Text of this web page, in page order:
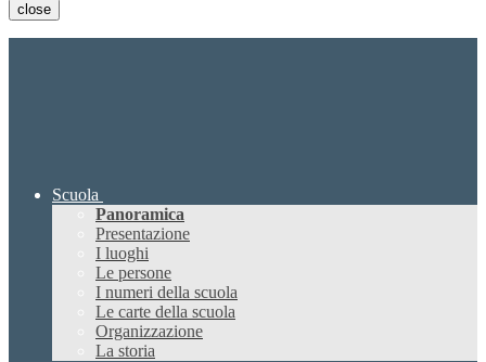
close
Scuola
Panoramica
Presentazione
I luoghi
Le persone
I numeri della scuola
Le carte della scuola
Organizzazione
La storia